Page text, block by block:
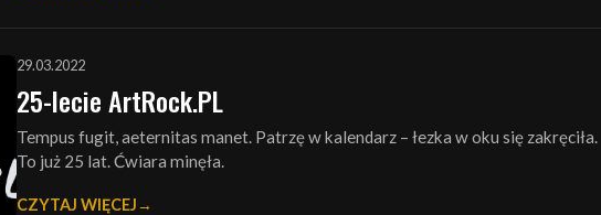
29.03.2022
25-lecie ArtRock.PL
Tempus fugit, aeternitas manet. Patrzę w kalendarz – łezka w oku się zakręciła.
To już 25 lat. Ćwiara minęła.
CZYTAJ WIĘCEJ